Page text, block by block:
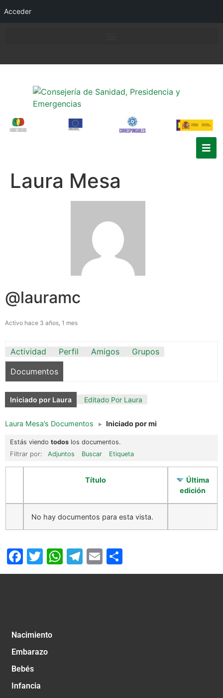
Acceder
Laura Mesa
@lauramc
Activo hace 3 años, 1 mes
Actividad Perfil Amigos
Grupos
Documentos
Iniciado por Laura Editado Por Laura
Laura Mesa’s Documentos ▸ Iniciado por mi
Estás viendo todos los documentos.
Filtrar por:
Adjuntos Buscar Etiqueta
Título
Última
edición
No hay documentos para esta vista.
Facebook
Twitter
WhatsApp
Telegram
Email
Nacimiento
Embarazo
Bebés
Infancia